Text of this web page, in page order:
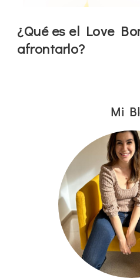
¿Qué es el Love
afrontarlo?
Mi